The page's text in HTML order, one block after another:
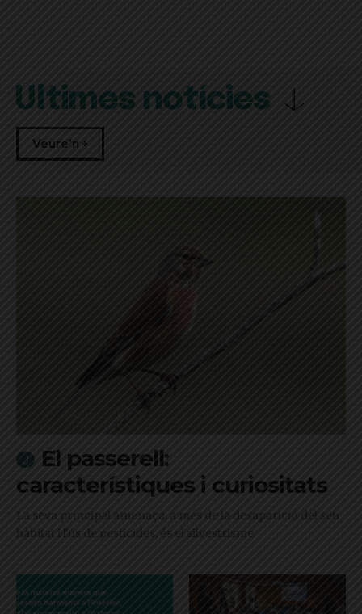
Últimes notícies
Veure'n +
El passerell:
característiques i curiositats
La seva principal amenaça, a més de la desaparició del seu
hàbitat i l'ús de pesticides, és el silvestrisme